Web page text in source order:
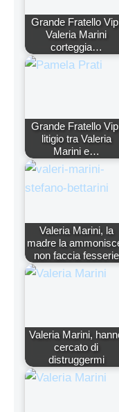
Grande Fratello
Valeria Marini
corteggia…
Grande Fratello
litigio tra Valeria
Marini e…
Valeria Marini, la
madre la
non faccia fesserie
Valeria Marini,
cercato di
distruggermi